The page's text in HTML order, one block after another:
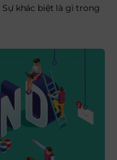
Sự khác biệt là gì trong